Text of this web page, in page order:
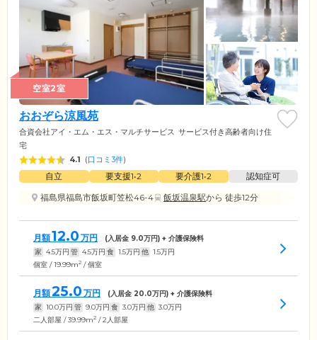
空室2室
おおぞら涼風苑
合資会社アイ・エム・エス・マルチサービス サービス付き高齢者向け住
宅
4.1 (口コミ3件)
自立 要支援1•2 要介護1•2
認知症可
福島県福島市飯坂町笠松46-4
飯坂温泉駅から 徒歩12分
月額12.0 万円 (入居金 9.0万円) + 介護保険料
家 4.5万円 管 4.5万円 食 1.5万円 他 1.5万円
個室 / 19.99m2 / 個室
月額25.0 万円 (入居金 20.0万円) + 介護保険料
家 10.0万円 管 9.0万円 食 3.0万円 他 3.0万円
二人部屋 / 39.99m2 / 2人部屋